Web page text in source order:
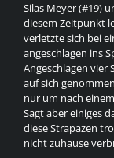
Silas Meyer (#19)
diesem Zeitpunkt
verletzte sich bei
angeschlagen ins
Angeschlagen
auf sich
nur um nach
Sagt aber einiges
diese Strapazen
nicht zuhause